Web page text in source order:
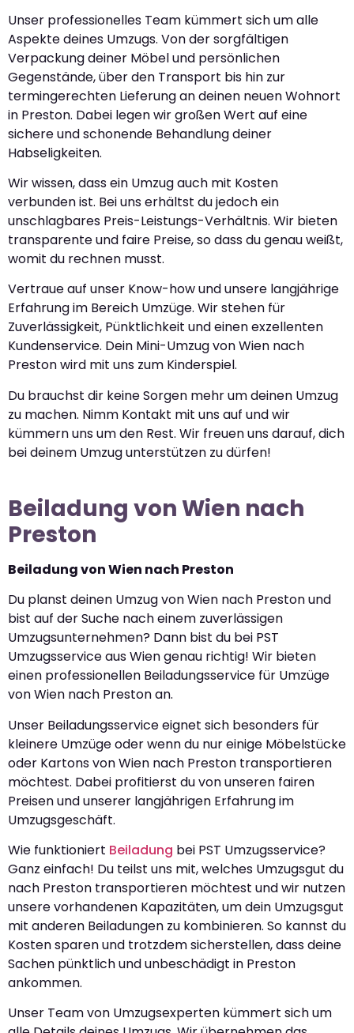
Unser professionelles Team kümmert sich um alle
Aspekte deines Umzugs. Von der sorgfältigen
Verpackung deiner Möbel und persönlichen
Gegenstände, über den Transport bis hin zur
termingerechten Lieferung an deinen neuen Wohnort
in Preston. Dabei legen wir großen Wert auf eine
sichere und schonende Behandlung deiner
Habseligkeiten.
Wir wissen, dass ein Umzug auch mit Kosten
verbunden ist. Bei uns erhältst du jedoch ein
unschlagbares Preis-Leistungs-Verhältnis. Wir bieten
transparente und faire Preise, so dass du genau weißt,
womit du rechnen musst.
Vertraue auf unser Know-how und unsere langjährige
Erfahrung im Bereich Umzüge. Wir stehen für
Zuverlässigkeit, Pünktlichkeit und einen exzellenten
Kundenservice. Dein Mini-Umzug von Wien nach
Preston wird mit uns zum Kinderspiel.
Du brauchst dir keine Sorgen mehr um deinen Umzug
zu machen. Nimm Kontakt mit uns auf und wir
kümmern uns um den Rest. Wir freuen uns darauf, dich
bei deinem Umzug unterstützen zu dürfen!
Beiladung von Wien nach
Preston
Beiladung von Wien nach Preston
Du planst deinen Umzug von Wien nach Preston und
bist auf der Suche nach einem zuverlässigen
Umzugsunternehmen? Dann bist du bei PST
Umzugsservice aus Wien genau richtig! Wir bieten
einen professionellen Beiladungsservice für Umzüge
von Wien nach Preston an.
Unser Beiladungsservice eignet sich besonders für
kleinere Umzüge oder wenn du nur einige Möbelstücke
oder Kartons von Wien nach Preston transportieren
möchtest. Dabei profitierst du von unseren fairen
Preisen und unserer langjährigen Erfahrung im
Umzugsgeschäft.
Wie funktioniert Beiladung bei PST Umzugsservice?
Ganz einfach! Du teilst uns mit, welches Umzugsgut du
nach Preston transportieren möchtest und wir nutzen
unsere vorhandenen Kapazitäten, um dein Umzugsgut
mit anderen Beiladungen zu kombinieren. So kannst du
Kosten sparen und trotzdem sicherstellen, dass deine
Sachen pünktlich und unbeschädigt in Preston
ankommen.
Unser Team von Umzugsexperten kümmert sich um